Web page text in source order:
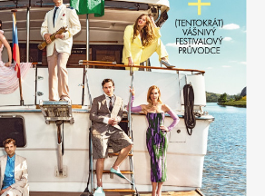
Marianne Bydlení